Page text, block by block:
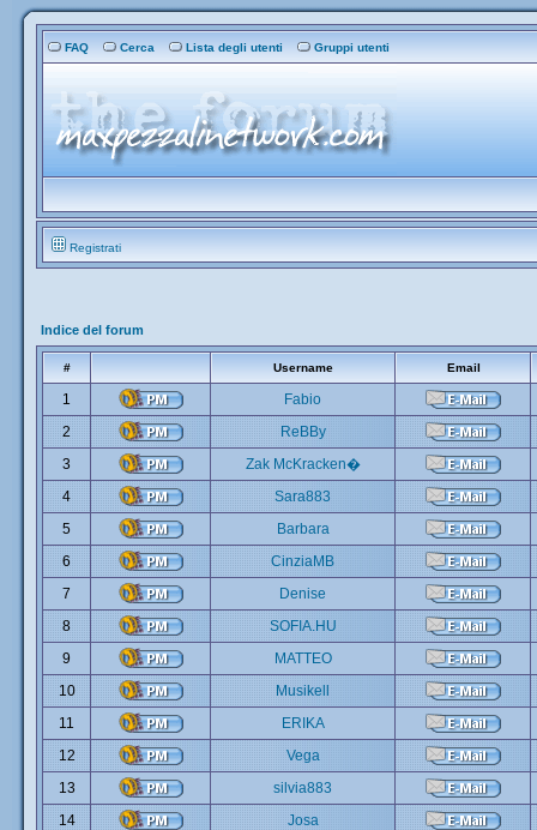
FAQ Cerca Lista degli utenti Gruppi utenti
Registrati
Indice del forum
# Username Email
1
Fabio
2
ReBBy
3
Zak McKracken�
4
Sara883
5
Barbara
6
CinziaMB
7
Denise
8
SOFIA.HU
9
MATTEO
10
Musikell
11
ERIKA
12
Vega
13
silvia883
14
Josa